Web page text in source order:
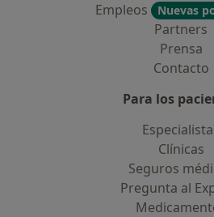
Empleos
Nuevas
Partners
Prensa
Contacto
Para los
Clínicas
Seguros
Pregunta al